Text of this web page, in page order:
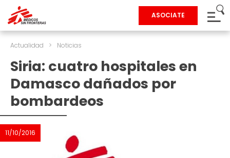
ASOCIATE
Actualidad > Noticias
Siria: cuatro hospitales en
Damasco dañados por
bombardeos
11/10/2016